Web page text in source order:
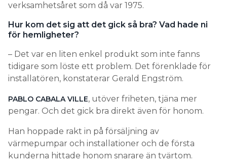
verksamhetsåret som då var 1975.
Hur kom det sig att det gick så bra? Vad hade ni
för hemligheter?
– Det var en liten enkel produkt som inte fanns
tidigare som löste ett problem. Det förenklade för
installatören, konstaterar Gerald Engström.
PABLO CABALA VILLE, utöver friheten, tjäna mer
pengar. Och det gick bra direkt även för honom.
Han hoppade rakt in på försäljning av
värmepumpar och installationer och de första
kunderna hittade honom snarare än tvärtom.